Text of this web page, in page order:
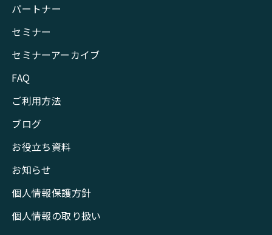
パートナー
セミナー
セミナーアーカイブ
FAQ
ご利用方法
ブログ
お役立ち資料
お知らせ
個人情報保護方針
個人情報の取り扱い